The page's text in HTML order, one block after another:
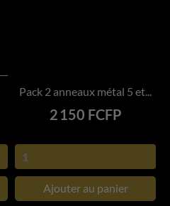
Pack 2 anneaux métal 5 et...
Prix
2 150 FCFP
Ajouter au panier